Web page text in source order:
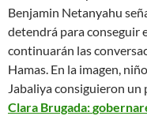
Benjamin Netanyahu
detendrá para conseguir
continuarán las
Hamas. En la imagen,
Jabaliya consiguieron un
Clara Brugada: